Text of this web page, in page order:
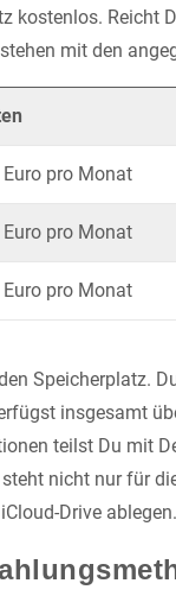
kostenlos. Reicht
mit den
Euro pro Monat
Euro pro Monat
Euro pro Monat
Speicherplatz.
insgesamt
teilst Du mit
nicht nur für
Drive ablegen.